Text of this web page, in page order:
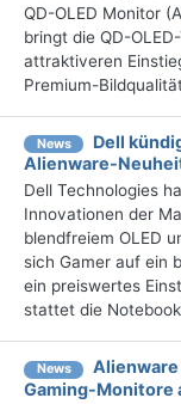
QD-OLED Monitor
bringt die QD-
attraktiveren
Premium-
News
Dell
Alienware-
Dell Technologies
Innovationen der
blendfreiem OLED
sich Gamer auf ein
ein preiswertes
stattet die
News
Gaming-Monitore